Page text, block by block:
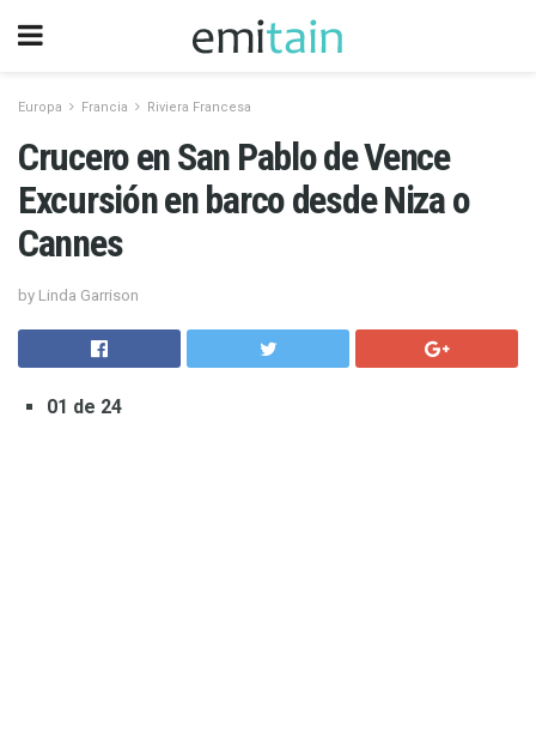
Europa Francia Riviera Francesa
Crucero en San Pablo de Vence
Excursión en barco desde Niza o
Cannes
by Linda Garrison
01 de 24